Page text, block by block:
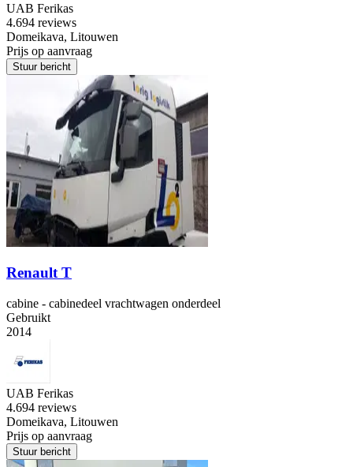
UAB Ferikas
4.694 reviews
Domeikava, Litouwen
Prijs op aanvraag
Stuur bericht
Renault T
cabine - cabinedeel vrachtwagen onderdeel
Gebruikt
2014
UAB Ferikas
4.694 reviews
Domeikava, Litouwen
Prijs op aanvraag
Stuur bericht